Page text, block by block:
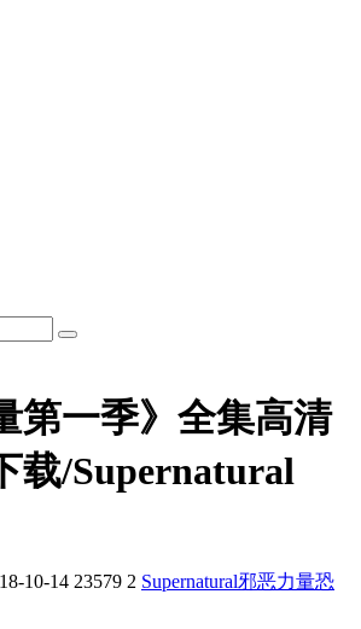
第一季》全集高清
载/Supernatural
10-14 23579 2 Supernatural邪恶力量恐